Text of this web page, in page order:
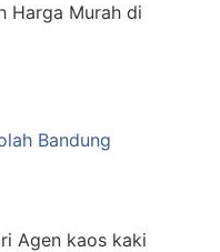
Harga Murah di
Agen kaos kaki